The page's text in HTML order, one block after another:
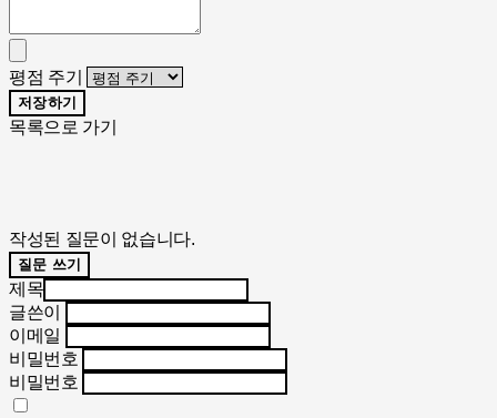
평점 주기
저장하기
목록으로 가기
작성된 질문이 없습니다.
질문 쓰기
제목
글쓴이
이메일
비밀번호
비밀번호